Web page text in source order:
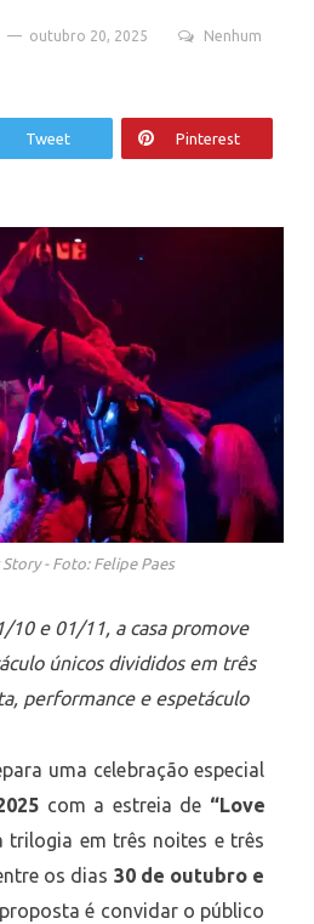
outubro 20, 2025 Nenhum
Tweet Pinterest
- Foto: Felipe Paes
10 e 01/11, a casa promove
únicos divididos em três
performance e espetáculo
uma celebração especial
com a estreia de “Love
trilogia em três noites e três
os dias 30 de outubro e
é convidar o público